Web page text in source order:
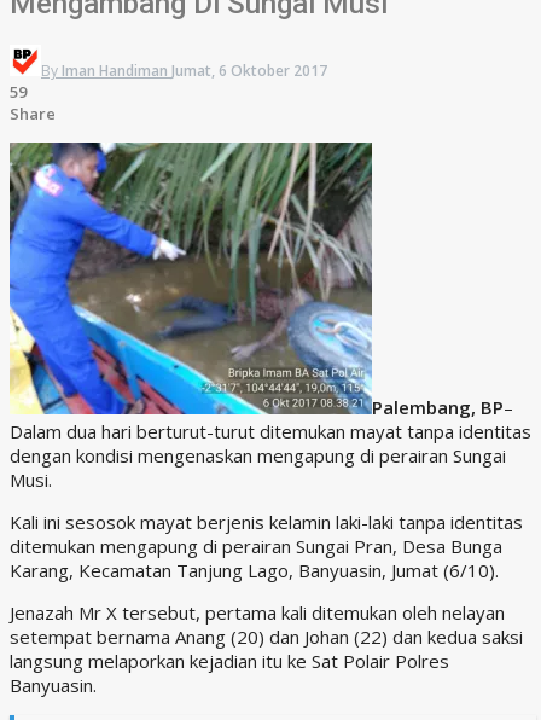
By Iman Handiman Jumat, 6 Oktober 2017
59
Share
Palembang, BP–
Dalam dua hari berturut-turut ditemukan mayat tanpa identitas
dengan kondisi mengenaskan mengapung di perairan Sungai
Musi.
Kali ini sesosok mayat berjenis kelamin laki-laki tanpa identitas
ditemukan mengapung di perairan Sungai Pran, Desa Bunga
Karang, Kecamatan Tanjung Lago, Banyuasin, Jumat (6/10).
Jenazah Mr X tersebut, pertama kali ditemukan oleh nelayan
setempat bernama Anang (20) dan Johan (22) dan kedua saksi
langsung melaporkan kejadian itu ke Sat Polair Polres
Banyuasin.